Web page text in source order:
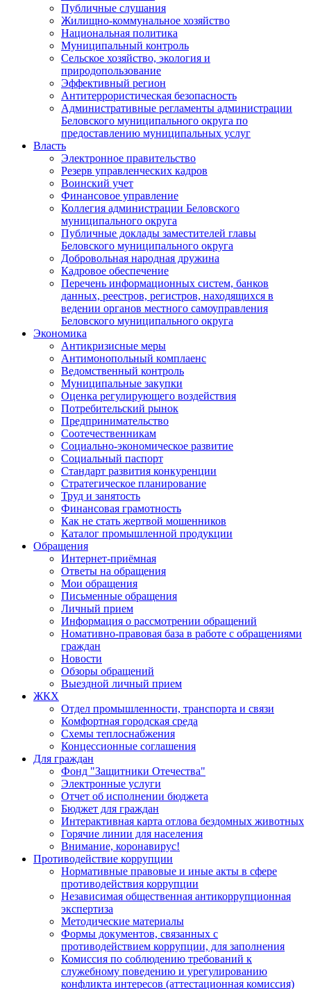
Публичные слушания
Жилищно-коммунальное хозяйство
Национальная политика
Муниципальный контроль
Сельское хозяйство, экология и
природопользование
Эффективный регион
Антитеррористическая безопасность
Административные регламенты администрации
Беловского муниципального округа по
предоставлению муниципальных услуг
Власть
Электронное правительство
Резерв управленческих кадров
Воинский учет
Финансовое управление
Коллегия администрации Беловского
муниципального округа
Публичные доклады заместителей главы
Беловского муниципального округа
Добровольная народная дружина
Кадровое обеспечение
Перечень информационных систем, банков
данных, реестров, регистров, находящихся в
ведении органов местного самоуправления
Беловского муниципального округа
Экономика
Антикризисные меры
Антимонопольный комплаенс
Ведомственный контроль
Муниципальные закупки
Оценка регулирующего воздействия
Потребительский рынок
Предпринимательство
Соотечественникам
Социально-экономическое развитие
Социальный паспорт
Стандарт развития конкуренции
Стратегическое планирование
Труд и занятость
Финансовая грамотность
Как не стать жертвой мошенников
Каталог промышленной продукции
Обращения
Интернет-приёмная
Ответы на обращения
Мои обращения
Письменные обращения
Личный прием
Информация о рассмотрении обращений
Номативно-правовая база в работе с обращениями
граждан
Новости
Обзоры обращений
Выездной личный прием
ЖКХ
Отдел промышленности, транспорта и связи
Комфортная городская среда
Схемы теплоснабжения
Концессионные соглашения
Для граждан
Фонд "Защитники Отечества"
Электронные услуги
Отчет об исполнении бюджета
Бюджет для граждан
Интерактивная карта отлова бездомных животных
Горячие линии для населения
Внимание, коронавирус!
Противодействие коррупции
Нормативные правовые и иные акты в сфере
противодействия коррупции
Независимая общественная антикоррупционная
экспертиза
Методические материалы
Формы документов, связанных с
противодействием коррупции, для заполнения
Комиссия по соблюдению требований к
служебному поведению и урегулированию
конфликта интересов (аттестационная комиссия)